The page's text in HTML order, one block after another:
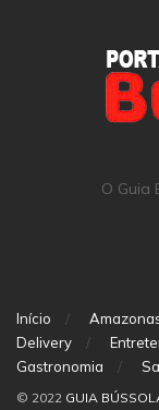
O Guia
Início
Delivery
Gastronomia
© 2022 GUIA